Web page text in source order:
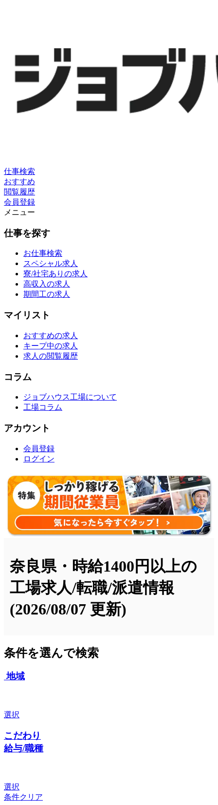
仕事検索
おすすめ
閲覧履歴
会員登録
メニュー
仕事を探す
お仕事検索
スペシャル求人
寮/社宅ありの求人
高収入の求人
期間工の求人
マイリスト
おすすめの求人
キープ中の求人
求人の閲覧履歴
コラム
ジョブハウス工場について
工場コラム
アカウント
会員登録
ログイン
奈良県・時給1400円以上の
工場求人/転職/派遣情報
(2026/08/07 更新)
条件を選んで検索
地域
選択
こだわり
給与/職種
選択
条件クリア